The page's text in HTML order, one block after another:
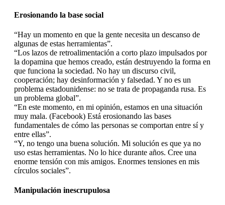
Erosionando la base social
“Hay un momento en que la gente necesita un descanso de
algunas de estas herramientas”.
“Los lazos de retroalimentación a corto plazo impulsados ​​por
la dopamina que hemos creado, están destruyendo la forma en
que funciona la sociedad. No hay un discurso civil,
cooperación; hay desinformación y falsedad. Y no es un
problema estadounidense: no se trata de propaganda rusa. Es
un problema global”.
“En este momento, en mi opinión, estamos en una situación
muy mala. (Facebook) Está erosionando las bases
fundamentales de cómo las personas se comportan entre sí y
entre ellas”.
“Y, no tengo una buena solución. Mi solución es que ya no
uso estas herramientas. No lo hice durante años. Cree una
enorme tensión con mis amigos. Enormes tensiones en mis
círculos sociales”.
Manipulación inescrupulosa